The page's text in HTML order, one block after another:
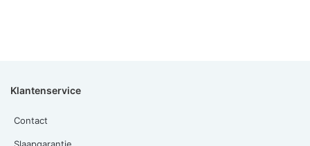
Klantenservice
Contact
Slaapgarantie